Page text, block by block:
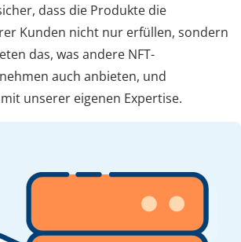
dass die Produkte die
Kunden nicht nur erfüllen, sondern
das, was andere NFT-
auch anbieten, und
unserer eigenen Expertise.